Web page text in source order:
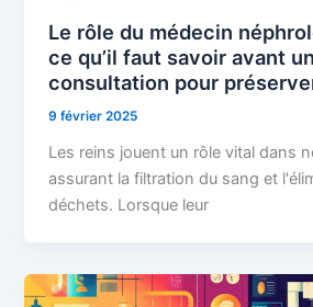
Le rôle du médecin
ce qu’il faut savoir avant
consultation pour
9 février 2025
Les reins jouent un rôle vital dans
assurant la filtration du sang et
déchets. Lorsque leur